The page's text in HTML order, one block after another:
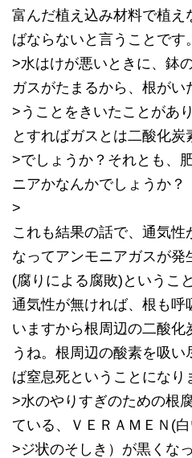
富んだ植え込み材料で植え
ばならないと言うことです。
>水はけが悪いときに、鉢
ガスがたまるから、根がい
>うことをきいたことがあ
とすればガスとは二酸化炭
>でしょうか？それとも、
ニアかなんかでしょうか？
>
これも結果の話で、通気
なってアンモニアガスが発
(腐りによる腐敗)というこ
通気性が無ければ、根も呼
いますから根周辺の二酸化
うね。根周辺の酸素を吸い
ば窒息死ということになり
>水のやりすぎのための根
ている、ＶＥＲＡＭＥＮ(
>ジ状のそしき）が黒くな